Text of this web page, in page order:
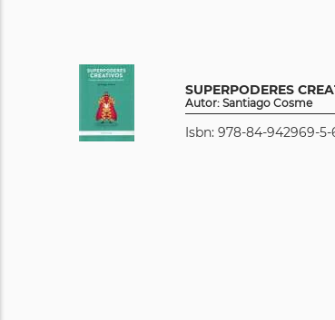
SUPERPODERES
Autor: Santiago Cosme
Isbn: 978-84-942969-5-